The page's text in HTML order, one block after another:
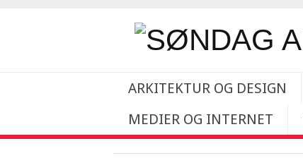
ARKITEKTUR OG DESIGN
MEDIER OG INTERNET